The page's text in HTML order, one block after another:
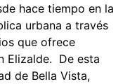
hace tiempo en la
urbana a través
que ofrece
Elizalde. De esta
de Bella Vista,